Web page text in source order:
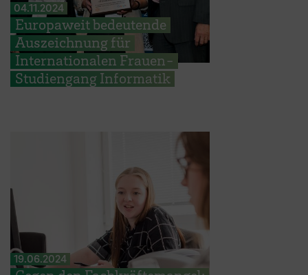
04.11.2024
Europaweit bedeutende
Auszeichnung für
Internationalen Frauen-
Studiengang Informatik
19.06.2024